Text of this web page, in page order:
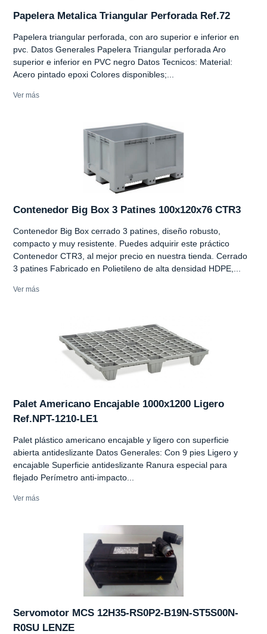
Papelera Metalica Triangular Perforada Ref.72
Papelera triangular perforada, con aro superior e inferior en
pvc. Datos Generales Papelera Triangular perforada Aro
superior e inferior en PVC negro Datos Tecnicos: Material:
Acero pintado epoxi Colores disponibles;...
Ver más
Contenedor Big Box 3 Patines 100x120x76 CTR3
Contenedor Big Box cerrado 3 patines, diseño robusto,
compacto y muy resistente. Puedes adquirir este práctico
Contenedor CTR3, al mejor precio en nuestra tienda. Cerrado
3 patines Fabricado en Polietileno de alta densidad HDPE,...
Ver más
Palet Americano Encajable 1000x1200 Ligero
Ref.NPT-1210-LE1
Palet plástico americano encajable y ligero con superficie
abierta antideslizante Datos Generales: Con 9 pies Ligero y
encajable Superficie antideslizante Ranura especial para
flejado Perímetro anti-impacto...
Ver más
Servomotor MCS 12H35-RS0P2-B19N-ST5S00N-
R0SU LENZE